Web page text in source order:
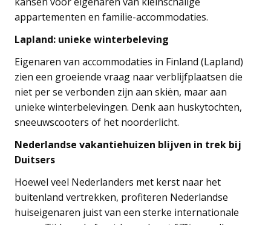
appartementen en familie-accommodaties.
Lapland: unieke winterbeleving
Eigenaren van accommodaties in Finland (Lapland)
zien een groeiende vraag naar verblijfplaatsen die
niet per se verbonden zijn aan skiën, maar aan
unieke winterbelevingen. Denk aan huskytochten,
sneeuwscooters of het noorderlicht.
Nederlandse vakantiehuizen blijven in trek bij
Duitsers
Hoewel veel Nederlanders met kerst naar het
buitenland vertrekken, profiteren Nederlandse
huiseigenaren juist van een sterke internationale